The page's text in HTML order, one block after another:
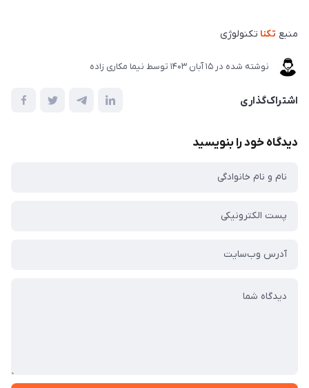
منبع تکنا تکنولوژی
نوشته شده در 15 آبان 1403 توسط نیما مکاری زاده
اشتراک‌گذاری
دیدگاه خود را بنویسید